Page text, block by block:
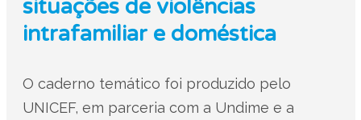
situações de violências
intrafamiliar e doméstica
O caderno temático foi produzido pelo
UNICEF, em parceria com a Undime e a